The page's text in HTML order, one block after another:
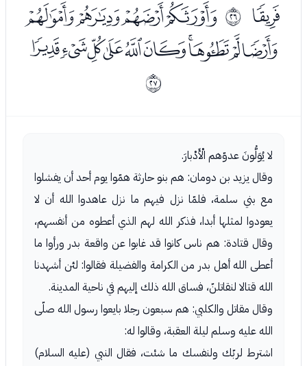
ﮚ ﰙ ﮜﮝﮞﮟ
ﮠﮡﮢﮣﮤﮥﮦﮧﮨﮩ
ﰚ
لا يُوَلُّونَ عدوّهم الْأَدْبارَ.
وقال يزيد بن دومان: هم بنو حارثة همّوا يوم أحد أن يفشلوا
مع بني سلمة، فلمّا نزل فيهم ما نزل عاهدوا الله أن لا
يعودوا لمثلها أبدا، فذكر الله لهم الذي أعطوه من أنفسهم،
وقال قتادة: هم ناس كانوا قد غابوا عن واقعة بدر ورأوا ما
أعطى الله أهل بدر من الكرامة والفضيلة فقالوا: لئن أشهدنا
الله قتالا لنقاتلنّ، فساق الله ذلك إليهم في ناحية المدينة.
وقال مقاتل والكلبي: هم سبعون رجلا بايعوا رسول الله صلّى
الله عليه وسلم ليلة العقبة، وقالوا له:
اشترط لربّك ولنفسك ما شئت، فقال النبي (عليه السلام)